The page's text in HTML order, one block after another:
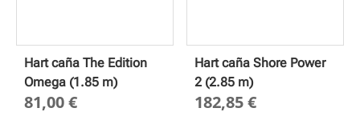
Hart caña The Edition
Omega (1.85 m)
81,00€
Hart caña Shore Power
2 (2.85 m)
182,85€